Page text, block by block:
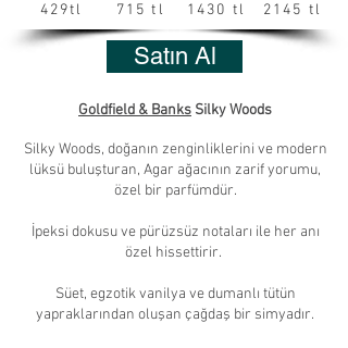
429tl
715 tl
1430 tl
2145 tl
Satın Al
Goldfield & Banks Silky Woods
Silky Woods, doğanın zenginliklerini ve modern
lüksü buluşturan, Agar ağacının zarif yorumu,
özel bir parfümdür.
İpeksi dokusu ve pürüzsüz notaları ile her anı
özel hissettirir.
Süet, egzotik vanilya ve dumanlı tütün
yapraklarından oluşan çağdaş bir simyadır.